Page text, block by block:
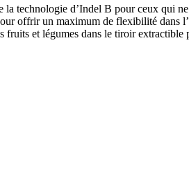
technologie d’Indel B pour ceux qui
offrir un maximum de flexibilité dans
fruits et légumes dans le tiroir extractible